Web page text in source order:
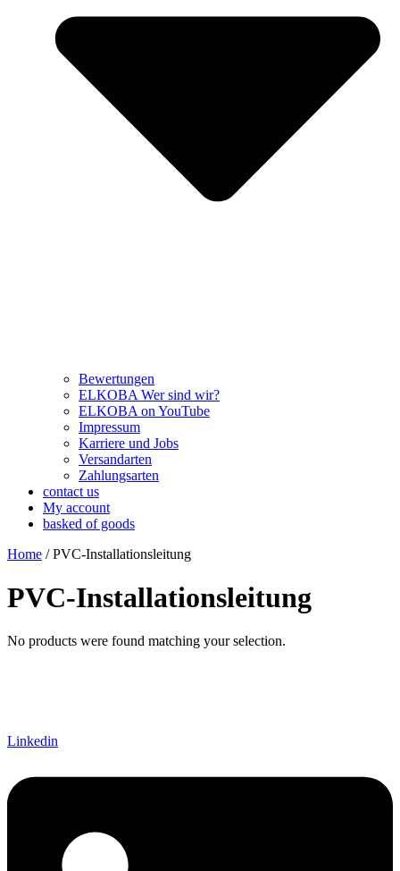
Bewertungen
ELKOBA Wer sind wir?
ELKOBA on YouTube
Impressum
Karriere und Jobs
Versandarten
Zahlungsarten
contact us
My account
basked of goods
Home / PVC-Installationsleitung
PVC-Installationsleitung
No products were found matching your selection.
Linkedin